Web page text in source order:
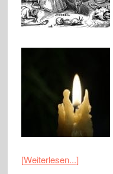
[Weiterlesen...]